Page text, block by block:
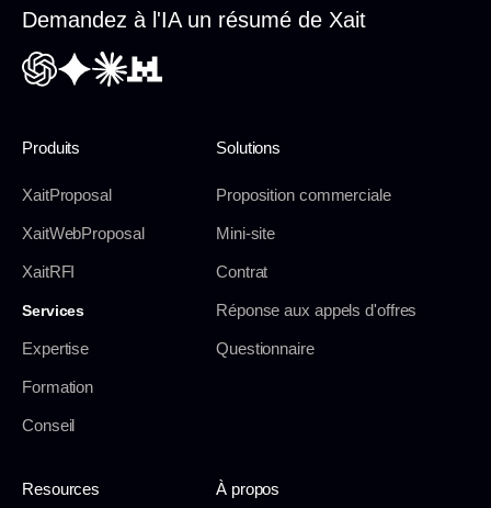
Demandez à l'IA un résumé de Xait
Produits
XaitProposal
XaitWebProposal
XaitRFI
Services
Expertise
Formation
Conseil
Solutions
Proposition commerciale
Mini-site
Contrat
Réponse aux appels d'offres
Questionnaire
Resources À propos